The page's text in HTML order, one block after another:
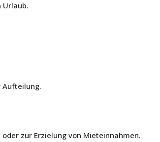
Urlaub.
zur Erzielung von Mieteinnahmen.